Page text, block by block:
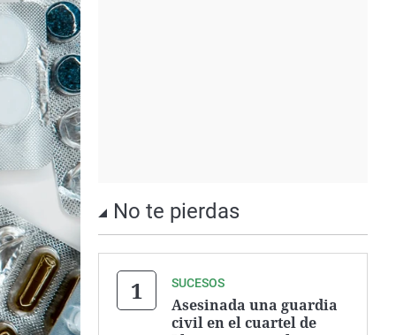
No te pierdas
SUCESOS
Asesinada una guardia
civil en el cuartel de